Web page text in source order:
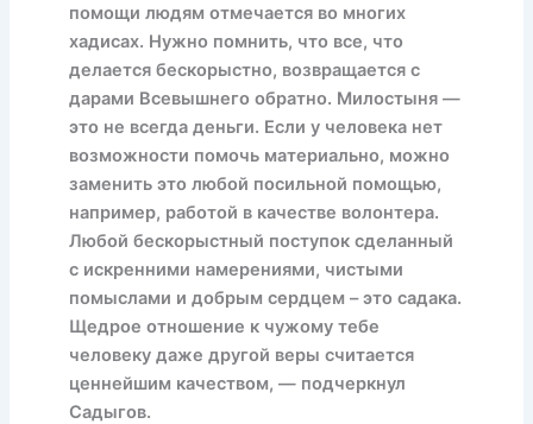
помощи людям отмечается во многих
хадисах. Нужно помнить, что все, что
делается бескорыстно, возвращается с
дарами Всевышнего обратно. Милостыня —
это не всегда деньги. Если у человека нет
возможности помочь материально, можно
заменить это любой посильной помощью,
например, работой в качестве волонтера.
Любой бескорыстный поступок сделанный
с искренними намерениями, чистыми
помыслами и добрым сердцем – это садака.
Щедрое отношение к чужому тебе
человеку даже другой веры считается
ценнейшим качеством, — подчеркнул
Садыгов.